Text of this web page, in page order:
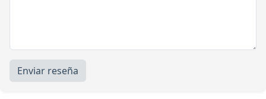
Enviar reseña